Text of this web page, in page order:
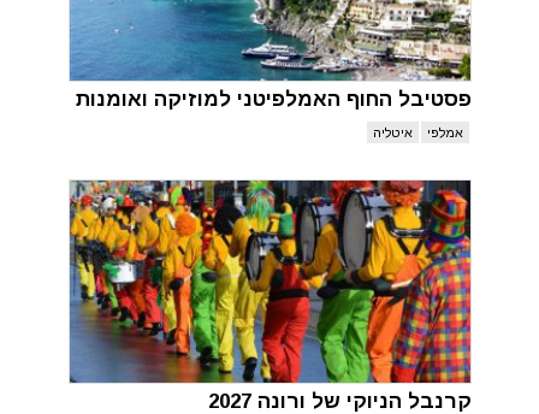
פסטיבל החוף האמלפיטני למוזיקה ואומנות
אמלפי איטליה
קרנבל הניוקי של ורונה 2027